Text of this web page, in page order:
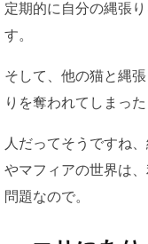
定期的に自分の縄張
す。
そして、他の猫と縄
りを奪われてしまっ
人だってそうですね
やマフィアの世界は
問題なので。